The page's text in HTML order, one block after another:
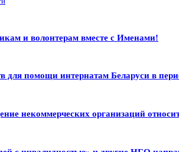
и волонтерам вместе с Именами!
для помощи интернатам Беларуси в
некоммерческих организаций